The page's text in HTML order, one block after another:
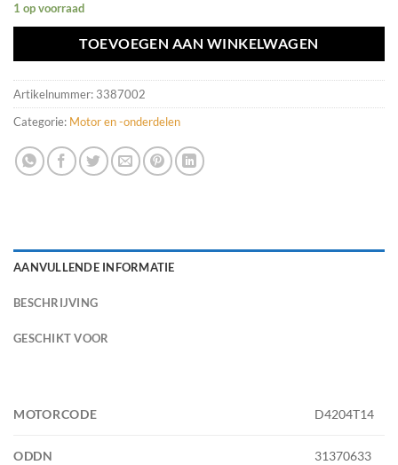
1 op voorraad
TOEVOEGEN AAN WINKELWAGEN
Artikelnummer: 3387002
Categorie: Motor en -onderdelen
AANVULLENDE INFORMATIE
BESCHRIJVING
GESCHIKT VOOR
MOTORCODE D4204T14
ODDN 31370633